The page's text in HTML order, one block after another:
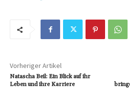
Vorheriger Artikel
Natascha Beil: Ein Blick auf ihr
Leben und ihre Karriere